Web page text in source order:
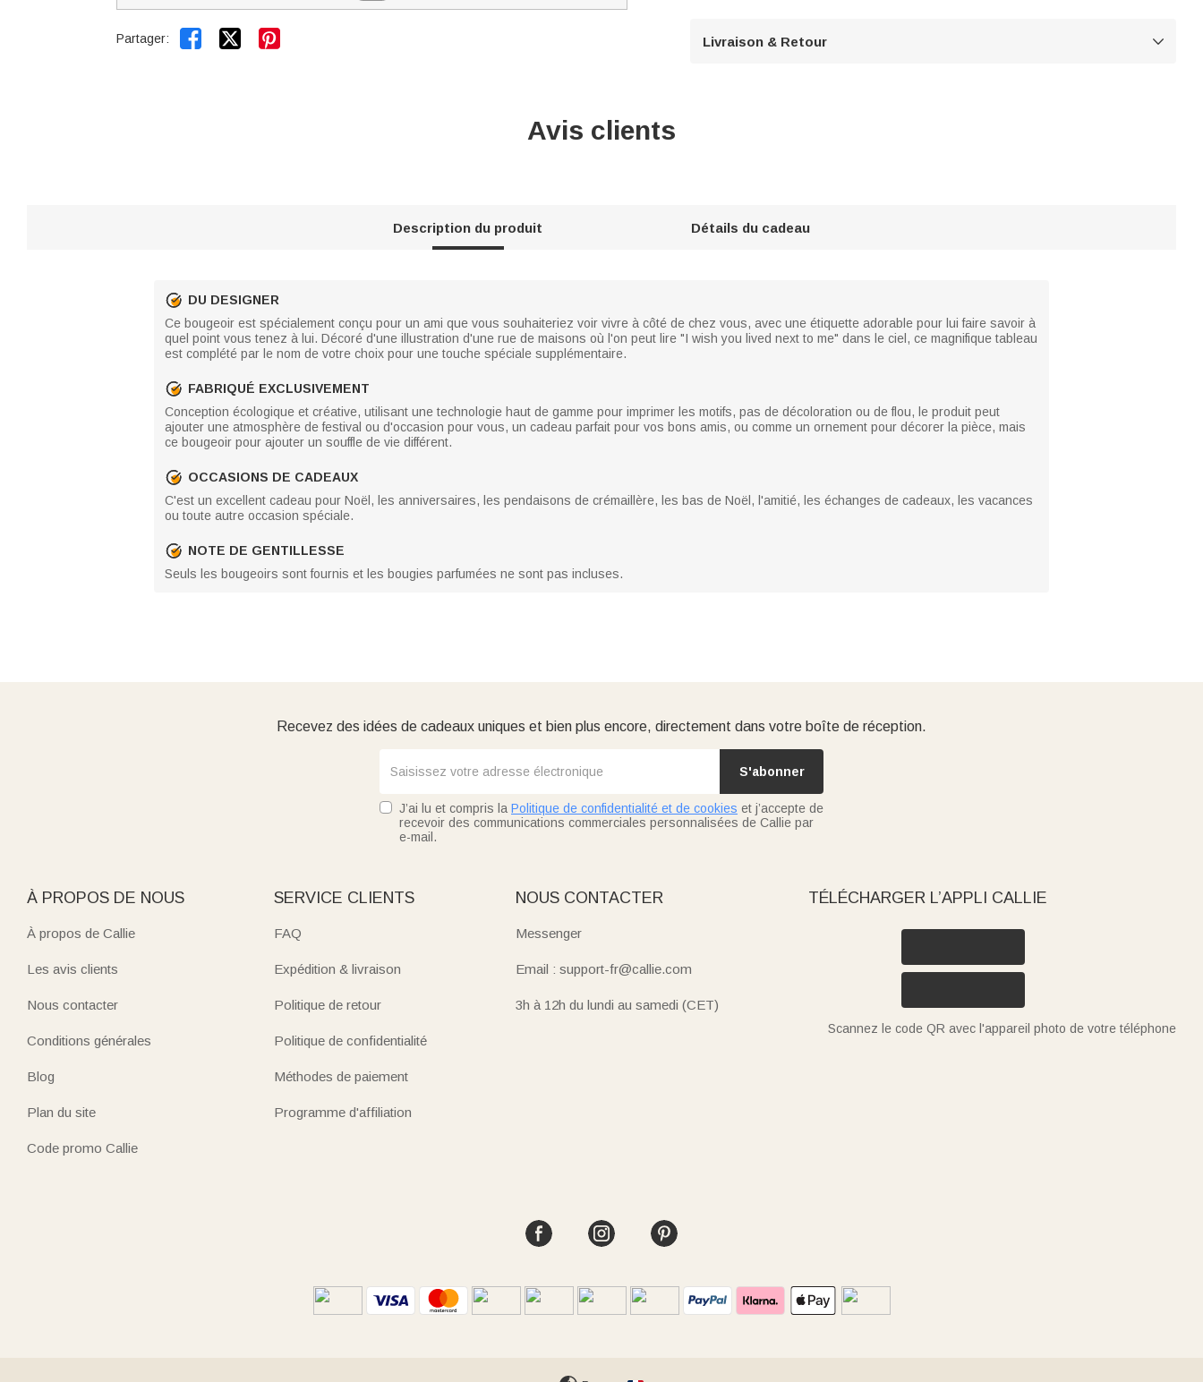
Partager:   Livraison & Retour 
Avis clients
Description du produit Détails du cadeau
DU DESIGNER
Ce bougeoir est spécialement conçu pour un ami que vous souhaiteriez voir vivre à côté de chez vous, avec une étiquette adorable pour lui faire savoir à
quel point vous tenez à lui. Décoré d'une illustration d'une rue de maisons où l'on peut lire "I wish you lived next to me" dans le ciel, ce magnifique tableau
est complété par le nom de votre choix pour une touche spéciale supplémentaire.
FABRIQUÉ EXCLUSIVEMENT
Conception écologique et créative, utilisant une technologie haut de gamme pour imprimer les motifs, pas de décoloration ou de flou, le produit peut
ajouter une atmosphère de festival ou d'occasion pour vous, un cadeau parfait pour vos bons amis, ou comme un ornement pour décorer la pièce, mais
ce bougeoir pour ajouter un souffle de vie différent.
OCCASIONS DE CADEAUX
C'est un excellent cadeau pour Noël, les anniversaires, les pendaisons de crémaillère, les bas de Noël, l'amitié, les échanges de cadeaux, les vacances
ou toute autre occasion spéciale.
NOTE DE GENTILLESSE
Seuls les bougeoirs sont fournis et les bougies parfumées ne sont pas incluses.
Recevez des idées de cadeaux uniques et bien plus encore, directement dans votre boîte de réception.
S'abonner
J’ai lu et compris la Politique de confidentialité et de cookies et j’accepte de
recevoir des communications commerciales personnalisées de Callie par
e-mail.
À PROPOS DE NOUS
À propos de Callie
Les avis clients
Nous contacter
Conditions générales
Blog
Plan du site
Code promo Callie
SERVICE CLIENTS
FAQ
Expédition & livraison
Politique de retour
Politique de confidentialité
Méthodes de paiement
Programme d'affiliation
NOUS CONTACTER
Messenger
Email : support-fr@callie.com
3h à 12h du lundi au samedi (CET)
TÉLÉCHARGER L’APPLI CALLIE
Scannez le code QR avec l'appareil photo de votre téléphone